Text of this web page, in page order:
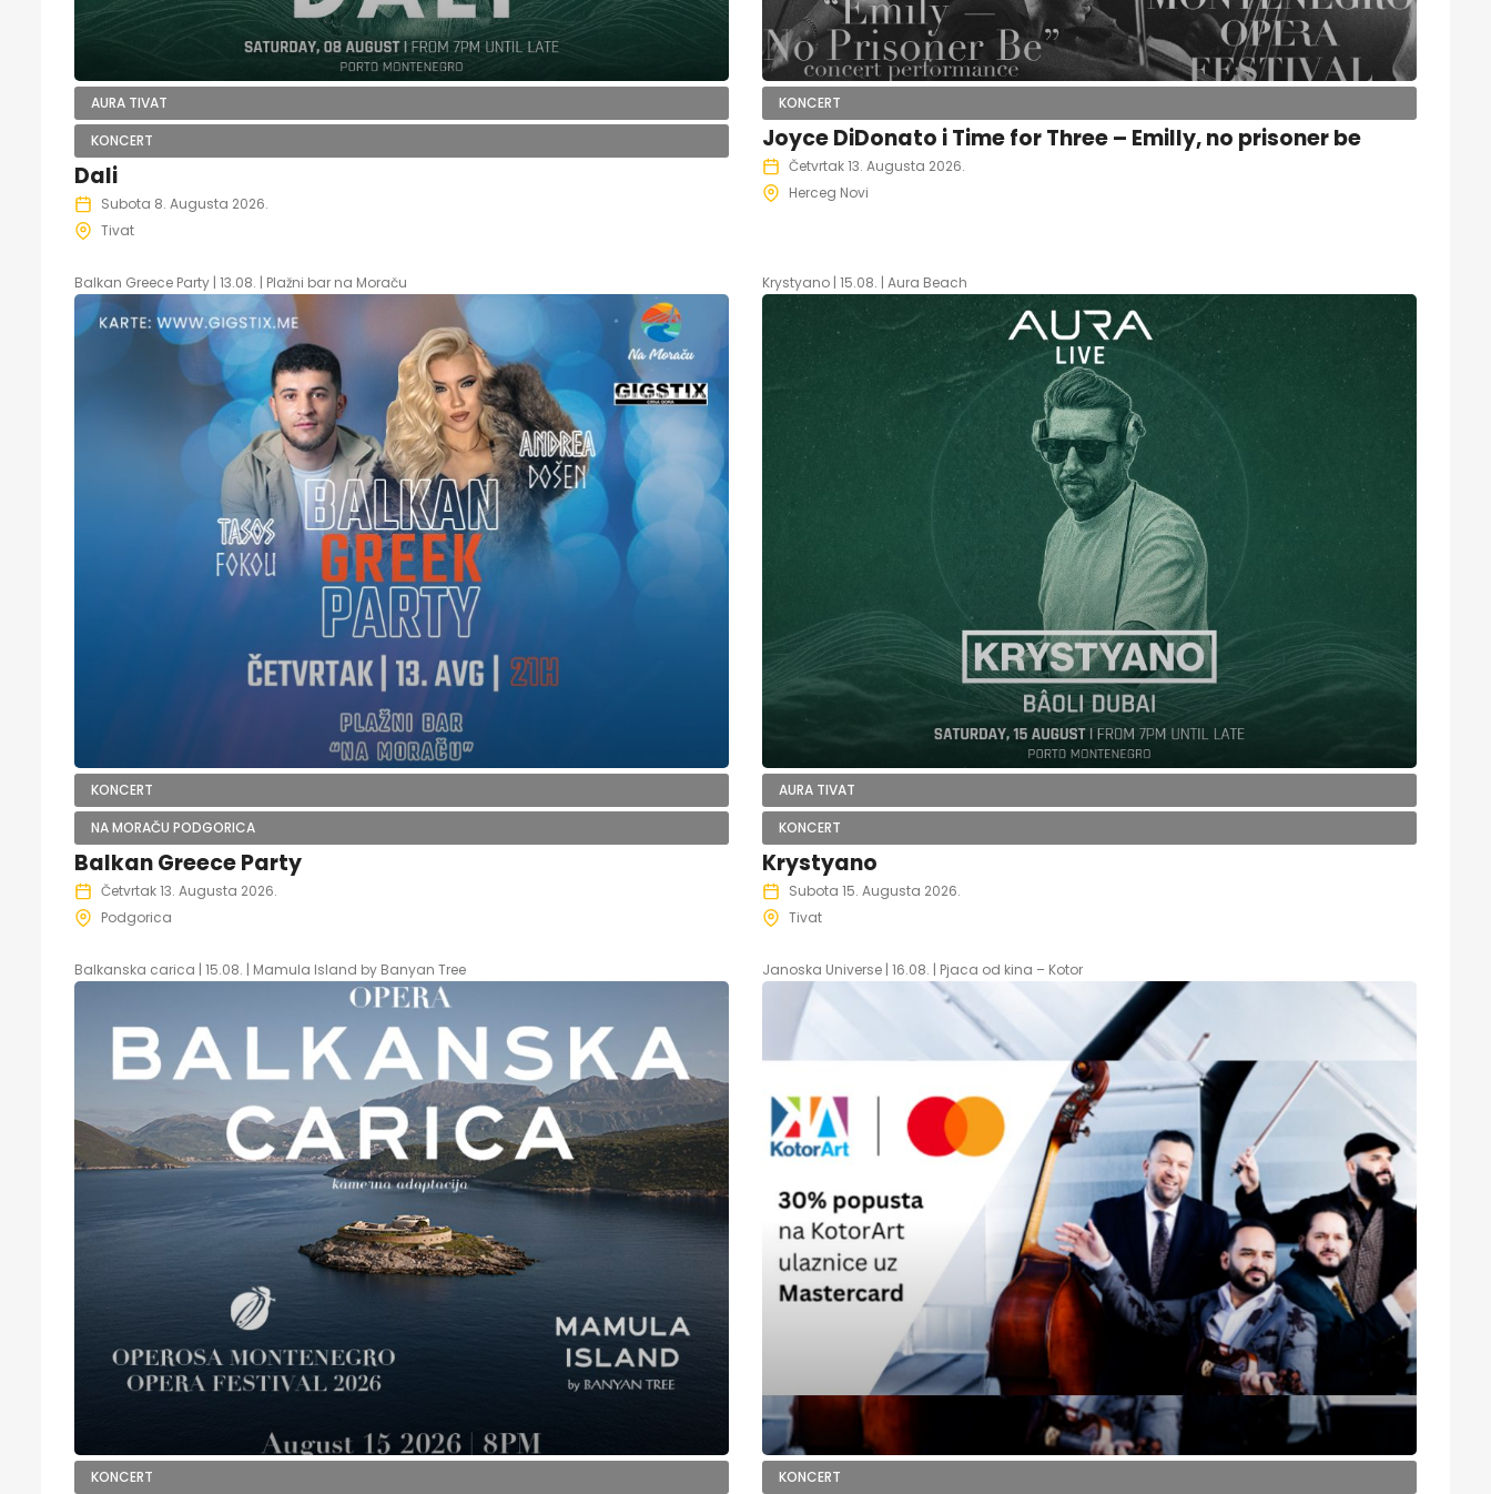
AURA TIVAT
KONCERT
Dali
Subota 8. Augusta 2026.
Tivat
KONCERT
Joyce DiDonato i Time for Three – Emilly, no prisoner be
Četvrtak 13. Augusta 2026.
Herceg Novi
Balkan Greece Party | 13.08. | Plažni bar na Moraču
KONCERT
NA MORAČU PODGORICA
Balkan Greece Party
Četvrtak 13. Augusta 2026.
Podgorica
Krystyano | 15.08. | Aura Beach
AURA TIVAT
KONCERT
Krystyano
Subota 15. Augusta 2026.
Tivat
Balkanska carica | 15.08. | Mamula Island by Banyan Tree
KONCERT
Janoska Universe | 16.08. | Pjaca od kina – Kotor
KONCERT